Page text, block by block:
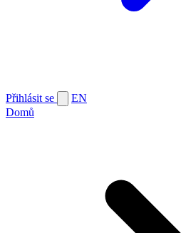
Přihlásit se
EN
Domů